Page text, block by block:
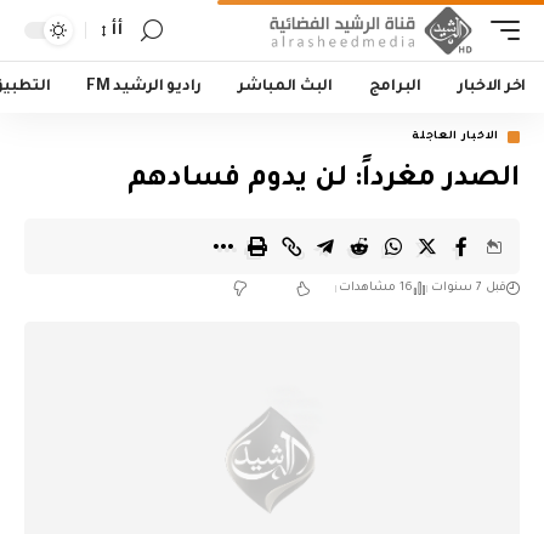
أأ
اخر الاخبار البرامج البث المباشر راديو الرشيد FM
الاخبار العاجلة
الصدر مغرداً: لن يدوم فسادهم
قبل 7 سنوات 16 مشاهدات